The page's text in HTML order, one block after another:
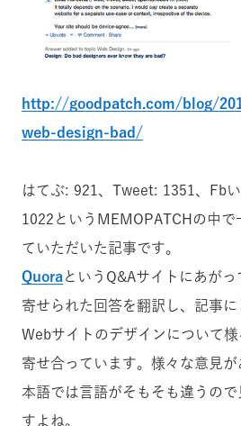
http://goodpatch.com/blog/
web-design-bad/
はてぶ: 921、Tweet: 1351、Fb
1022というMEMOPATCHの中で
ていただいた記事です。
QuoraというQ&Aサイトにあが
寄せられた回答を翻訳し、記事
Webサイトのデザインについて
寄せ合っています。様々な意見
本語では言語がそもそも違うの
すよね。